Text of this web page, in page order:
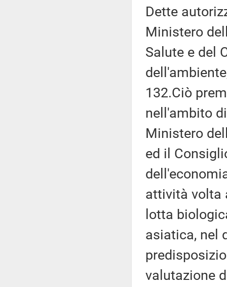
Dette
Ministero
Salute e del
132.Ciò
nell'ambito
Ministero
ed il
attività volta
lotta
asiatica, nel
valutazione